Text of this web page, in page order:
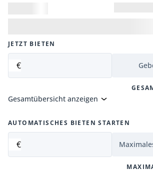
JETZT BIETEN
€
Gesamtübersicht anzeigen
AUTOMATISCHES BIETEN STARTEN
€